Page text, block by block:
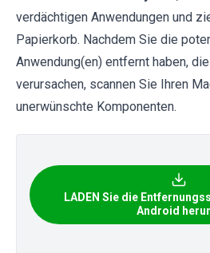
verdächtigen Anwendungen und
Papierkorb. Nachdem Sie die
Anwendung(en) entfernt haben,
verursachen, scannen Sie Ihren
unerwünschte Komponenten.
LADEN Sie die
Android